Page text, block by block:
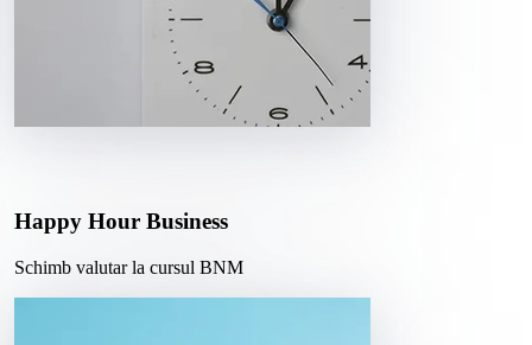
Happy Hour Business
Schimb valutar la cursul BNM